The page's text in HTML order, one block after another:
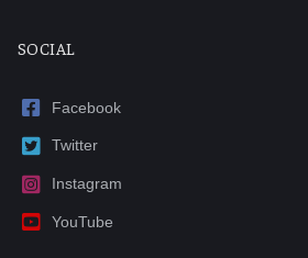
SOCIAL
Facebook
Twitter
Instagram
YouTube